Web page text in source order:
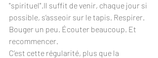
"spirituel".Il suffit de venir, chaque jour si
possible, s’asseoir sur le tapis. Respirer.
Bouger un peu. Écouter beaucoup. Et
recommencer.
C’est cette régularité, plus que la